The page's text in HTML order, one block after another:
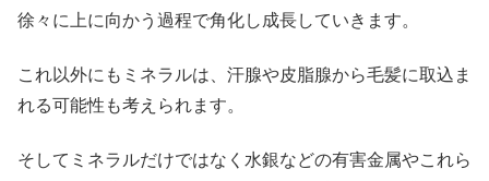
徐々に上に向かう過程で角化し成長していきます。
これ以外にもミネラルは、汗腺や皮脂腺から毛髪に取込ま
れる可能性も考えられます。
そしてミネラルだけではなく水銀などの有害金属やこれら